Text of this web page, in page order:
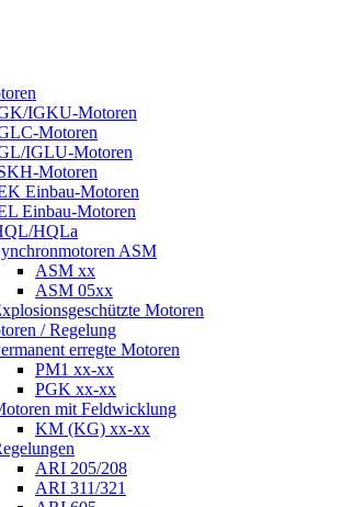
IGKU-Motoren
Motoren
IGLU-Motoren
Motoren
Einbau-Motoren
Einbau-Motoren
HQLa
ASM
ASM xx
ASM 05xx
Motoren
/ Regelung
erregte Motoren
PM1 xx-xx
PGK xx-xx
mit Feldwicklung
KM (KG) xx-xx
ARI 205/208
ARI 311/321